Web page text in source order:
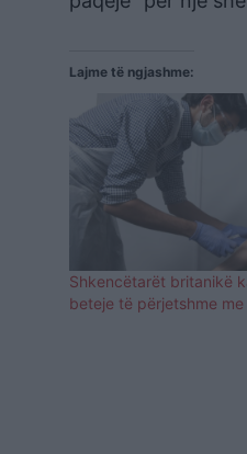
Lajme të ngjashme:
Shkencëtarët britanikë
beteje të përjetshme me